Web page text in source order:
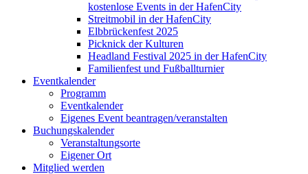
kostenlose Events in der HafenCity
Streitmobil in der HafenCity
Elbbrückenfest 2025
Picknick der Kulturen
Headland Festival 2025 in der HafenCity
Familienfest und Fußballturnier
Eventkalender
Programm
Eventkalender
Eigenes Event beantragen/veranstalten
Buchungskalender
Veranstaltungsorte
Eigener Ort
Mitglied werden